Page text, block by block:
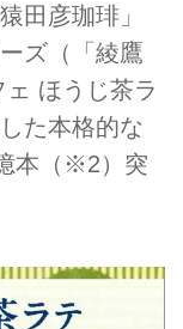
田彦珈琲」
ズ（「綾鷹
ほうじ茶ラ
た本格的な
本（※2）突